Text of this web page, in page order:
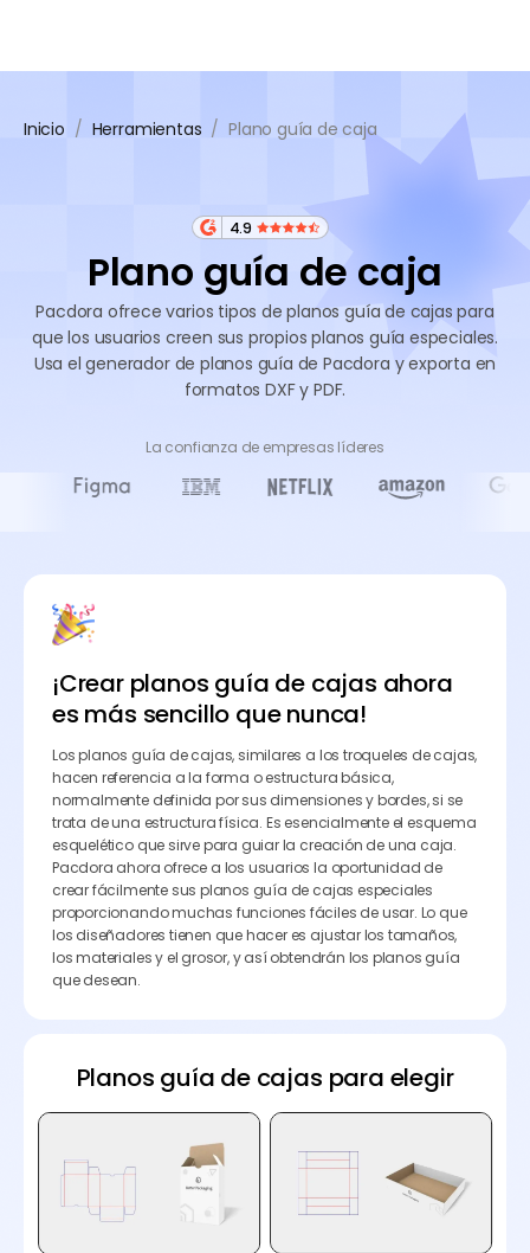
Inicio / Herramientas / Plano guía de caja
4.9
Plano guía de caja
Pacdora ofrece varios tipos de planos guía de cajas para
que los usuarios creen sus propios planos guía especiales.
Usa el generador de planos guía de Pacdora y exporta en
formatos DXF y PDF.
La confianza de empresas líderes
¡Crear planos guía de cajas ahora
es más sencillo que nunca!
Los planos guía de cajas, similares a los troqueles de cajas,
hacen referencia a la forma o estructura básica,
normalmente definida por sus dimensiones y bordes, si se
trata de una estructura física. Es esencialmente el esquema
esquelético que sirve para guiar la creación de una caja.
Pacdora ahora ofrece a los usuarios la oportunidad de
crear fácilmente sus planos guía de cajas especiales
proporcionando muchas funciones fáciles de usar. Lo que
los diseñadores tienen que hacer es ajustar los tamaños,
los materiales y el grosor, y así obtendrán los planos guía
que desean.
Planos guía de cajas para elegir